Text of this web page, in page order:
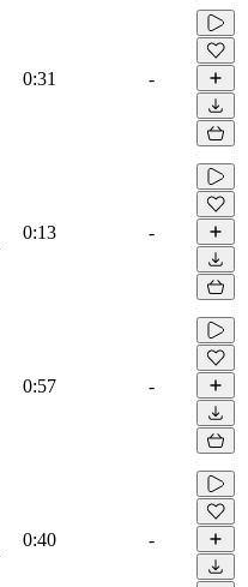
0:31 -
0:13 -
0:57 -
0:40 -